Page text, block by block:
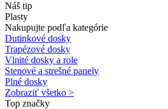
Náš tip
Plasty
Nakupujte podľa kategórie
Dutinkové dosky
Trapézové dosky
Vlnité dosky a role
Stenové a strešné panely
Plné dosky
Zobraziť všetko >
Top značky